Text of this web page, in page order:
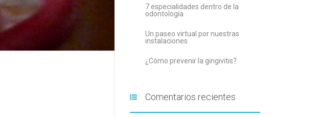
7 especialidades dentro de la
odontología
Un paseo virtual por nuestras
instalaciones
¿Cómo prevenir la gingivitis?
Comentarios recientes